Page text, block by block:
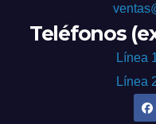
Teléfonos
Línea
Línea